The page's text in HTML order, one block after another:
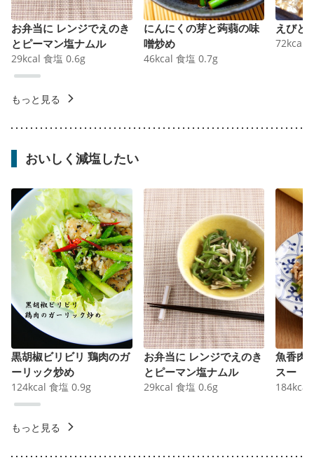
お弁当に レンジでえのき
とピーマン塩ナムル
29kcal 食塩 0.6g
にんにくの芽と蒟蒻の味
噌炒め
46kcal 食塩 0.7g
えびと
72kcal
もっと見る
おいしく減塩したい
黒胡椒ビリビリ 鶏肉のガ
ーリック炒め
124kcal 食塩 0.9g
お弁当に レンジでえのき
とピーマン塩ナムル
29kcal 食塩 0.6g
魚香肉
スー
184kcal
もっと見る